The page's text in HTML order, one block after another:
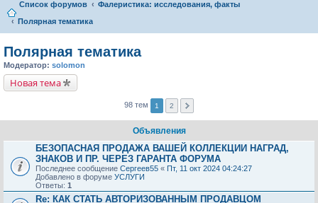
Список форумов
Фалеристика: исследования, факты
Полярная тематика
Полярная тематика
Модератор: solomon
Новая тема
98 тем 1 2
Объявления
БЕЗОПАСНАЯ ПРОДАЖА ВАШЕЙ КОЛЛЕКЦИИ НАГРАД,
ЗНАКОВ И ПР. ЧЕРЕЗ ГАРАНТА ФОРУМА
Последнее сообщение Сергеев55 « Пт, 11 окт 2024 04:24:27
Добавлено в форуме УСЛУГИ
Ответы: 1
Re: КАК СТАТЬ АВТОРИЗОВАННЫМ ПРОДАВЦОМ